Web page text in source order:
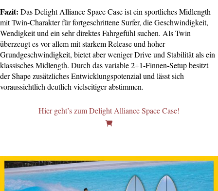
Fazit: Das Delight Alliance Space Case ist ein sportliches Midlength
mit Twin-Charakter für fortgeschrittene Surfer, die Geschwindigkeit,
Wendigkeit und ein sehr direktes Fahrgefühl suchen. Als Twin
überzeugt es vor allem mit starkem Release und hoher
Grundgeschwindigkeit, bietet aber weniger Drive und Stabilität als ein
klassisches Midlength. Durch das variable 2+1-Finnen-Setup besitzt
der Shape zusätzliches Entwicklungspotenzial und lässt sich
voraussichtlich deutlich vielseitiger abstimmen.
Hier geht’s zum Delight Alliance Space Case!